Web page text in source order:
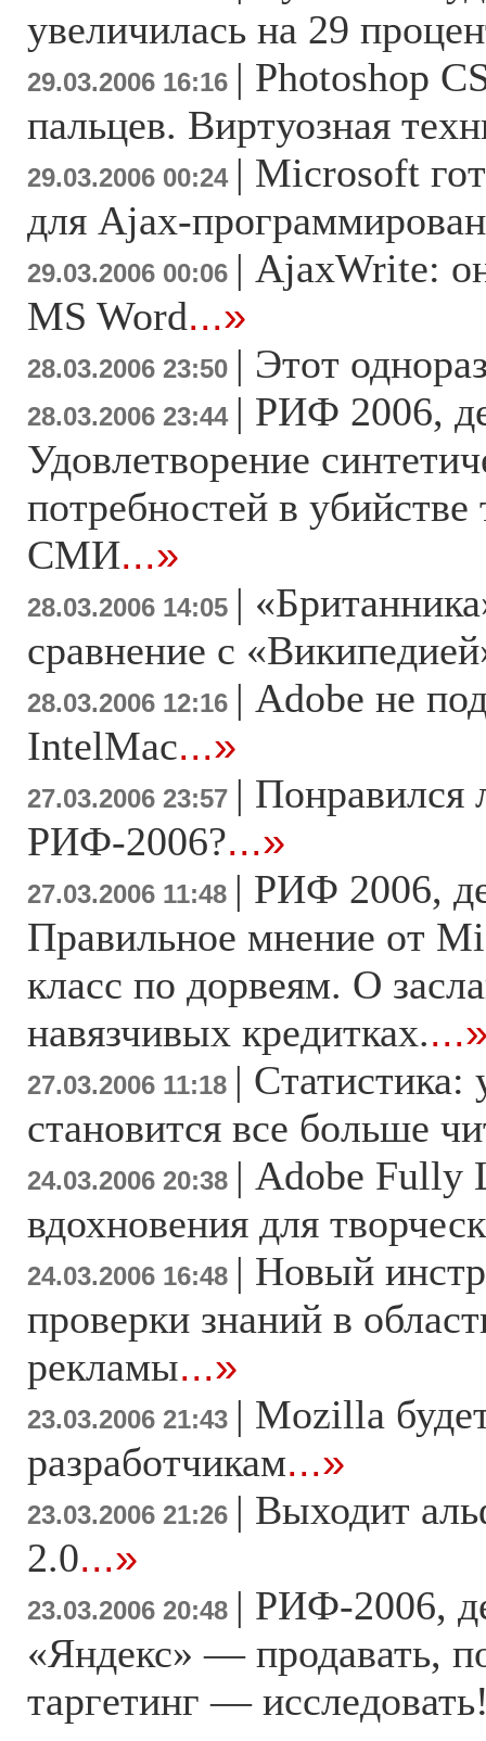
увеличилась на 29
29.03.2006 16:16 | Photoshop
пальцев. Виртуозная
29.03.2006 00:24 | Microsoft
для Ajax-
29.03.2006 00:06 | AjaxWrite:
MS Word...»
28.03.2006 23:50 | Этот
28.03.2006 23:44 | РИФ 2006,
Удовлетворение
потребностей в
СМИ...»
28.03.2006 14:05 |
сравнение с
28.03.2006 12:16 | Adobe не
IntelMac...»
27.03.2006 23:57 | Понравился
РИФ-2006?...»
27.03.2006 11:48 | РИФ 2006,
Правильное мнение от
класс по дорвеям. О
навязчивых кредитках.
27.03.2006 11:18 | Статистика:
становится все больше
24.03.2006 20:38 | Adobe Fully
вдохновения для
24.03.2006 16:48 | Новый
проверки знаний в
рекламы...»
23.03.2006 21:43 | Mozilla
разработчикам...»
23.03.2006 21:26 | Выходит
2.0...»
23.03.2006 20:48 | РИФ-2006,
«Яндекс» — продавать,
таргетинг —